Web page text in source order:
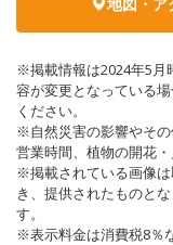
※掲載情報は2024年5月
容が変更となっている
ください。
※自然災害の影響やそ
営業時間、植物の開花
※掲載されている画像
き、提供されたものと
す。
※表示料金は消費税8％